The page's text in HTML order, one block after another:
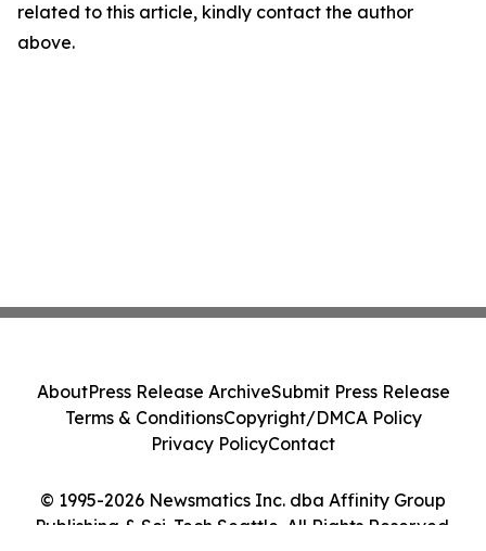
related to this article, kindly contact the author
above.
© 1995-2026 Newsmatics Inc. dba Affinity Group
Publishing & Sci-Tech Seattle. All Rights Reserved.
AboutPress Release ArchiveSubmit Press Release
Terms & ConditionsCopyright/DMCA Policy
Privacy PolicyContact